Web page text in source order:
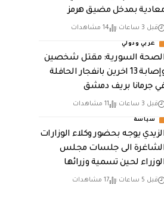
بمدخل مضيق هرمز
قبل 3 ساعات 14 مشاهدات
عربي ودولي
الصحة السورية: مقتل شخصين
وإصابة 13 اخرين بانفجار الحافلة
جرمانا بريف دمشق
قبل 3 ساعات 11 مشاهدات
سياسة
الزيدي يوجه بحضور وكلاء الوزارات
الشاغرة الى جلسات مجلس
الوزراء لحين تسمية وزرائها
قبل 5 ساعات 17 مشاهدات